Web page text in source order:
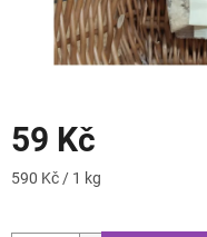
59 Kč
Měrná
590 Kč / 1 kg